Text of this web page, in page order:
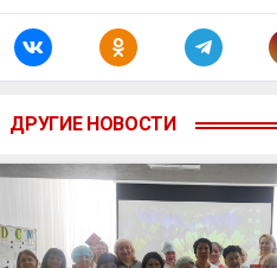
ДРУГИЕ НОВОСТИ